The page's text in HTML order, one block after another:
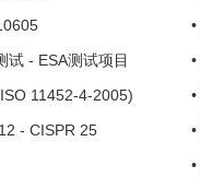
•
试 - ESA测试项目 •
11452-4-2005) •
- CISPR 25 •
•